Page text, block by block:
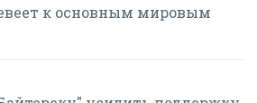
к основным мировым